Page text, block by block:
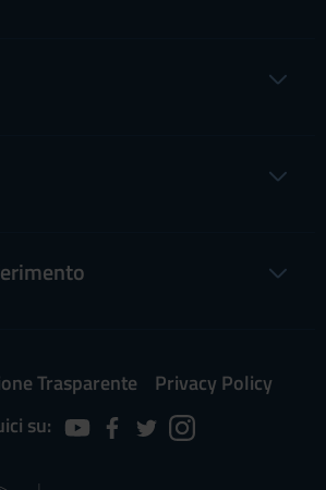
Trasparente
Privacy Policy
su: